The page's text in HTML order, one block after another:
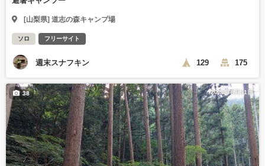
[山梨県] 道志の森キャンプ場
ソロ フリーサイト
週末スナフキン 129 175
2025年8月31日
38